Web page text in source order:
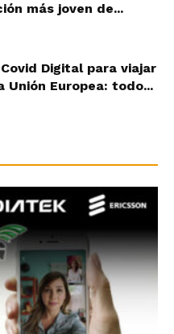
más joven de...
Digital para viajar
Unión Europea: todo...